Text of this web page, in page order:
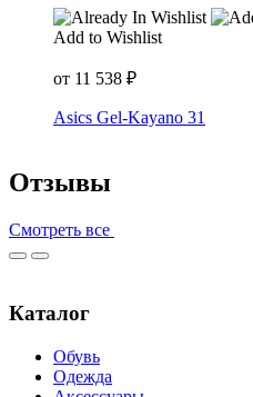
Add to Wishlist
от 11 538 ₽
Asics Gel-Kayano 31
Отзывы
Смотреть все
Каталог
Обувь
Одежда